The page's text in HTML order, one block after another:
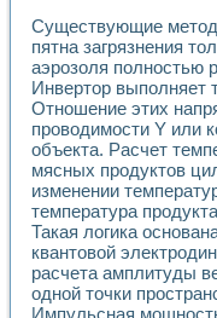
Существующие
пятна загрязнения
аэрозоля полностью
Инвертор
Отношение этих
проводимости Y или
объекта. Расчет
мясных продуктов
изменении
температура
Такая логика
квантовой
расчета амплитуды
одной точки